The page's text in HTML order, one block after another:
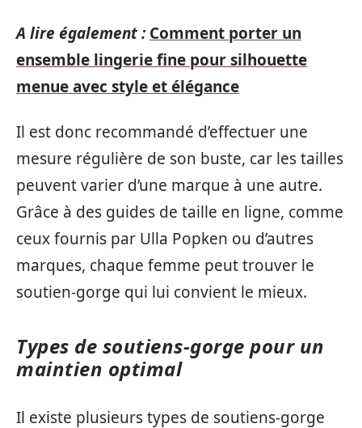
A lire également : Comment porter un
ensemble lingerie fine pour silhouette
menue avec style et élégance
Il est donc recommandé d’effectuer une
mesure régulière de son buste, car les tailles
peuvent varier d’une marque à une autre.
Grâce à des guides de taille en ligne, comme
ceux fournis par Ulla Popken ou d’autres
marques, chaque femme peut trouver le
soutien-gorge qui lui convient le mieux.
Types de soutiens-gorge pour un
maintien optimal
Il existe plusieurs types de soutiens-gorge